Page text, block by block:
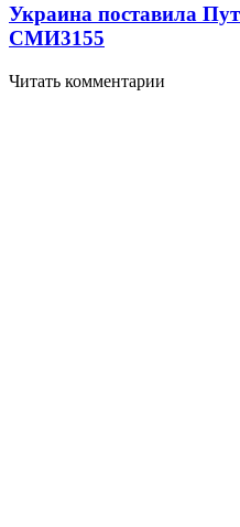
Украина поставила
СМИ3155
Читать комментарии